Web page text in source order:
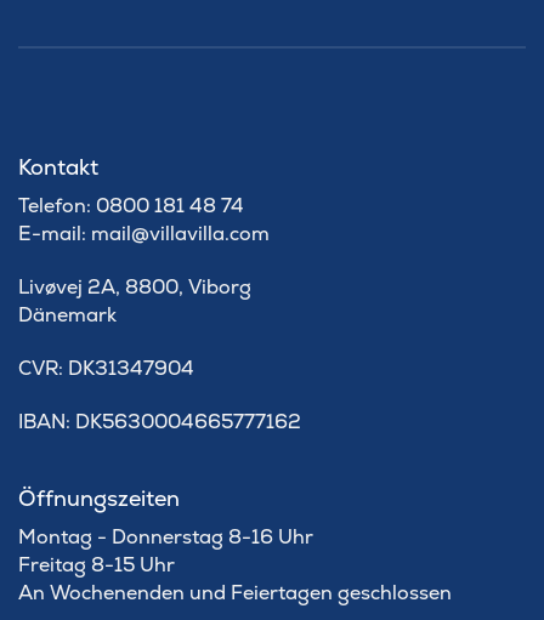
Kontakt
Telefon: 0800 181 48 74
E-mail: mail@villavilla.com
Livøvej 2A, 8800, Viborg
Dänemark
​CVR: DK31347904
IBAN: DK5630004665777162
Öffnungszeiten
Montag - Donnerstag 8-16 Uhr
Freitag 8-15 Uhr
An Wochenenden und Feiertagen geschlossen